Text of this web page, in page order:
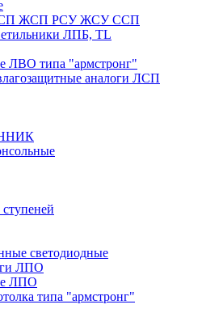
ЖСП РСУ ЖСУ ССП
ЛПБ, TL
ЛВО типа "армстронг"
аналоги ЛСП
светодиодные
ЛПО
ЛПО
типа "армстронг"